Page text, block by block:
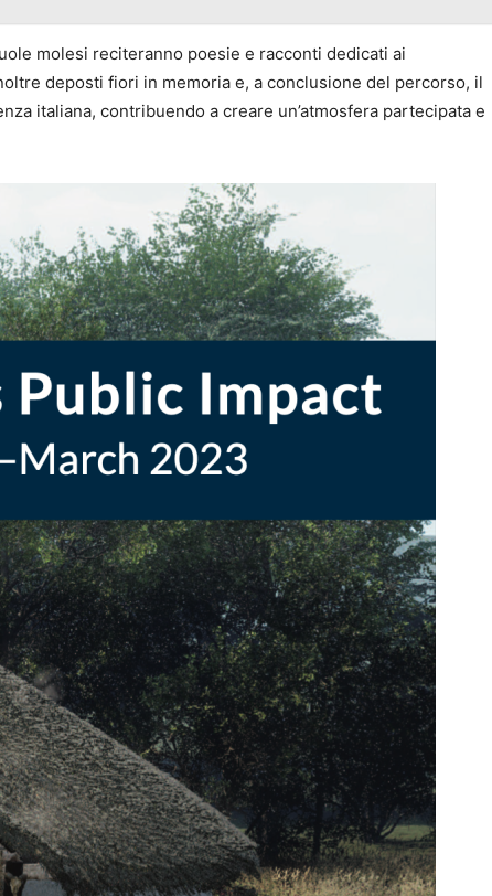
molesi reciteranno poesie e racconti dedicati ai
deposti fiori in memoria e, a conclusione del percorso, il
italiana, contribuendo a creare un’atmosfera partecipata e